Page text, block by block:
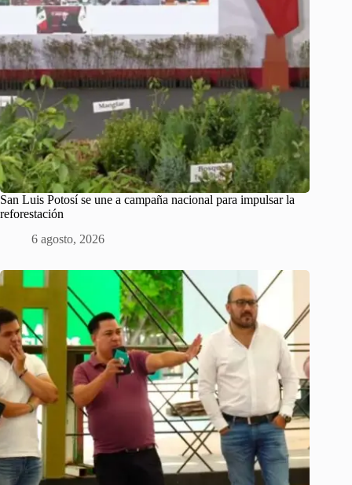
San Luis Potosí se une a campaña nacional para impulsar la
reforestación
6 agosto, 2026